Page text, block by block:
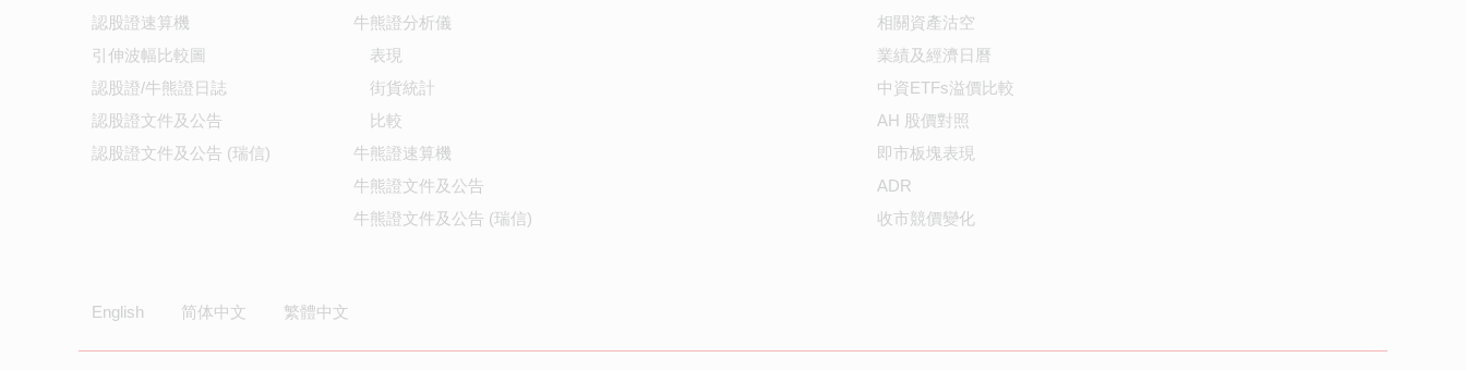
認股證速算機
引伸波幅比較圖
認股證/牛熊證日誌
認股證文件及公告
認股證文件及公告 (瑞信)
牛熊證分析儀
表現
街貨統計
比較
牛熊證速算機
牛熊證文件及公告
牛熊證文件及公告 (瑞信)
相關資產沽空
業績及經濟日曆
中資ETFs溢價比較
AH 股價對照
即市板塊表現
ADR
收市競價變化
English 简体中文 繁體中文